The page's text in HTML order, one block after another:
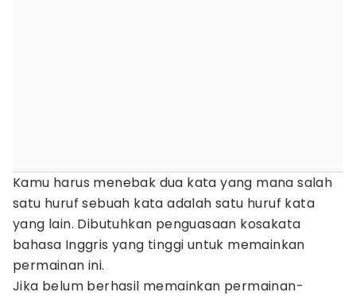
Kamu harus menebak dua kata yang mana salah
satu huruf sebuah kata adalah satu huruf kata
yang lain. Dibutuhkan penguasaan kosakata
bahasa Inggris yang tinggi untuk memainkan
permainan ini.
Jika belum berhasil memainkan permainan-